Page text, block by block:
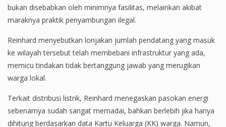
bukan disebabkan oleh minimnya fasilitas, melainkan akibat
maraknya praktik penyambungan ilegal.
Reinhard menyebutkan lonjakan jumlah pendatang yang masuk
ke wilayah tersebut telah membebani infrastruktur yang ada,
memicu tindakan tidak bertanggung jawab yang merugikan
warga lokal.
Terkait distribusi listrik, Reinhard menegaskan pasokan energi
sebenarnya sudah sangat memadai, bahkan berlebih jika hanya
dihitung berdasarkan data Kartu Keluarga (KK) warga. Namun,